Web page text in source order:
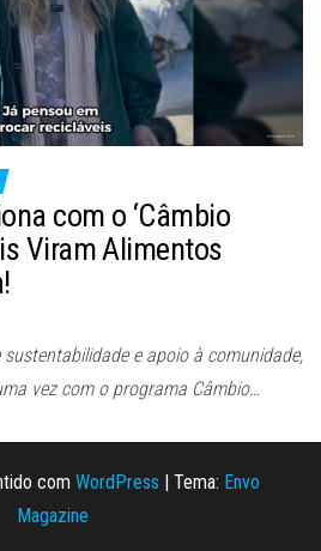
com o ‘Câmbio
Viram Alimentos
e apoio à comunidade,
vez com o programa Câmbio…
com WordPress | Tema: Envo
Magazine